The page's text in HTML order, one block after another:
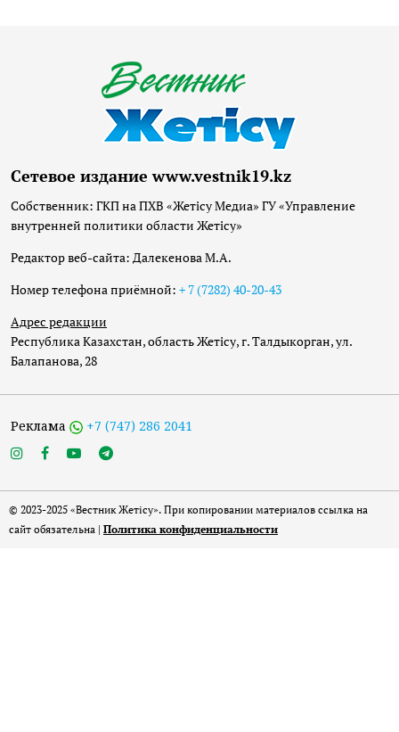
Сетевое издание www.vestnik19.kz
Собственник: ГКП на ПХВ «Жетісу Медиа» ГУ «Управление
внутренней политики области Жетісу»
Редактор веб-сайта: Далекенова М.А.
Номер телефона приёмной: + 7 (7282) 40-20-43
Адрес редакции
Республика Казахстан, область Жетісу, г. Талдыкорган, ул.
Балапанова, 28
Реклама +7 (747) 286 2041
© 2023-2025 «Вестник Жетісу». При копировании материалов ссылка на
сайт обязательна | Политика конфиденциальности